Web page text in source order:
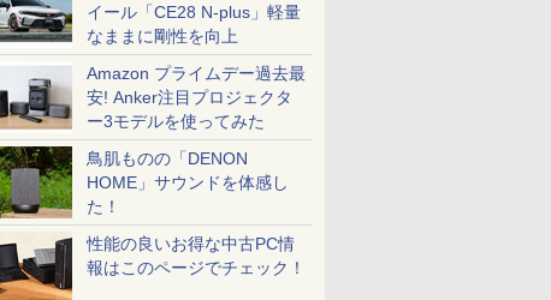
イール「CE28 N-plus」軽量
なままに剛性を向上
Amazon プライムデー過去最
安! Anker注目プロジェクタ
ー3モデルを使ってみた
鳥肌ものの「DENON
HOME」サウンドを体感し
た！
性能の良いお得な中古PC情
報はこのページでチェック！